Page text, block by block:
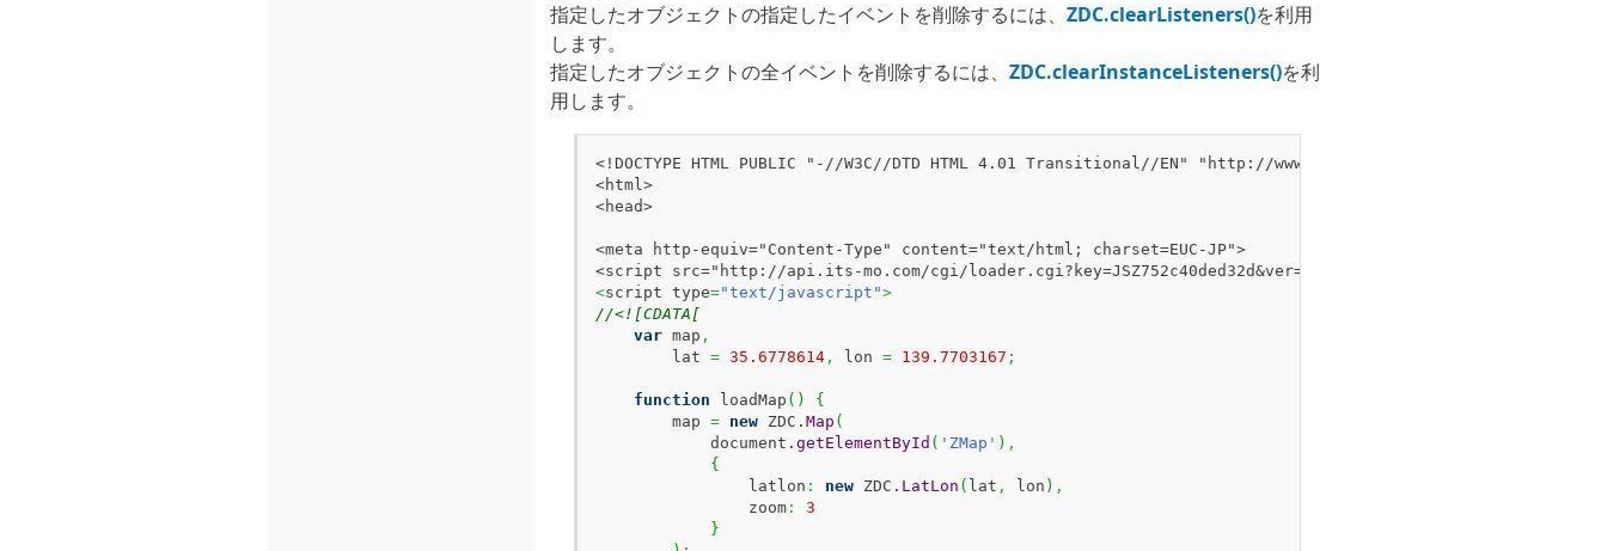
指定したオブジェクトの指定したイベントを削除するには、 ZDC.clearListeners()を利用
します。
指定したオブジェクトの全イベントを削除するには、 ZDC.clearInstanceListeners()を利
用します。
<!DOCTYPE HTML PUBLIC "-//W3C//DTD HTML 4.01 Transitional//EN" "http://www.w3.org/TR/html4/loose.dtd">
<html>
<head>
<meta http-equiv="Content-Type" content="text/html; charset=EUC-JP">
<script type="text/javascript">
//<![CDATA[
var map ,
        lat
= 35.6778614 , lon = 139.7703167 ;
function loadMap ( )
{
        map
= new ZDC. Map (
            document.
getElementById ( 'ZMap' ) ,
{
                latlon
: new ZDC. LatLon ( lat , lon ) ,
                zoom
:
3
}